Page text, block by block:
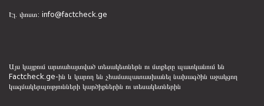
Էլ. փոստ: info@factcheck.ge
Այս կայքում արտահայտված տեսակետներն ու մտքերը պատկանում են
Factcheck.ge-ին և կարող են չհամապատասխանել նախագծին աջակցող
կազմակերպությունների կարծիքներին ու տեսակետներին